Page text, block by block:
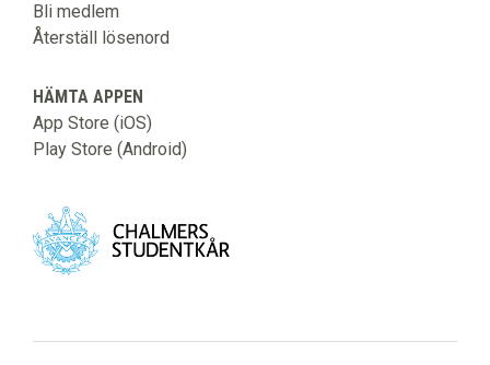
Bli medlem
Återställ lösenord
HÄMTA APPEN
App Store (iOS)
Play Store (Android)